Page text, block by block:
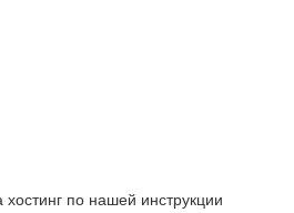
по нашей инструкции